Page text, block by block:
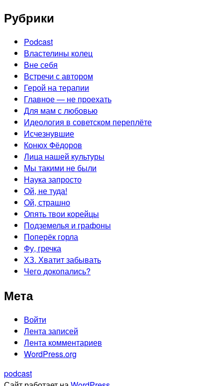
Рубрики
Podcast
Властелины колец
Вне себя
Встречи с автором
Герой на терапии
Главное — не проехать
Для мам с любовью
Идеология в советском переплёте
Исчезнувшие
Конюх Фёдоров
Лица нашей культуры
Мы такими не были
Наука запросто
Ой, не туда!
Ой, страшно
Опять твои корейцы
Подземелья и графоны
Поперёк горла
Фу, гречка
ХЗ. Хватит забывать
Чего докопались?
Мета
Войти
Лента записей
Лента комментариев
WordPress.org
podcast